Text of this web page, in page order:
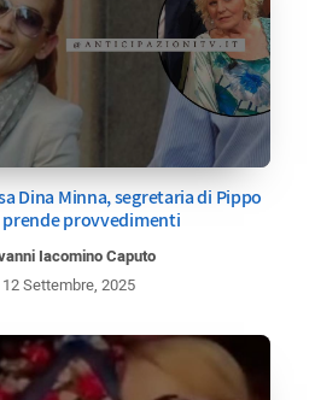
Dina Minna, segretaria di Pippo
prende provvedimenti
Iacomino Caputo
12 Settembre, 2025